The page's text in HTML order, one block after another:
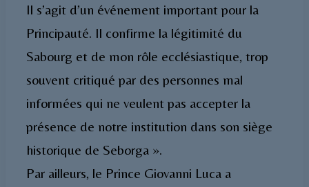
Il s’agit d’un événement important pour la
Principauté. Il confirme la légitimité du
Sabourg et de mon rôle ecclésiastique, trop
souvent critiqué par des personnes mal
informées qui ne veulent pas accepter la
présence de notre institution dans son siège
historique de Seborga ».
Par ailleurs, le Prince Giovanni Luca a